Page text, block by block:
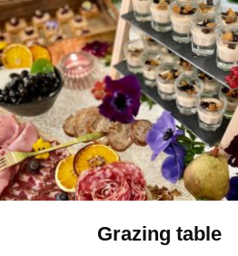
Grazing table